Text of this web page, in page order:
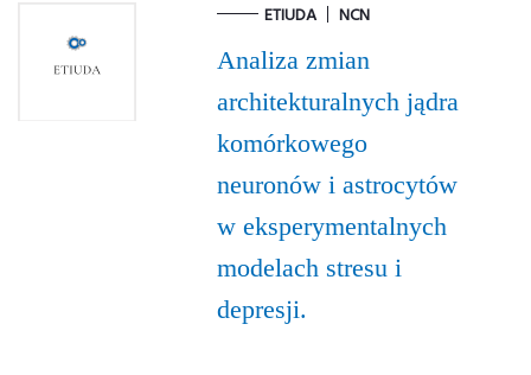
ETIUDA NCN
Analiza zmian
architekturalnych jądra
komórkowego
neuronów i astrocytów
w eksperymentalnych
modelach stresu i
depresji.